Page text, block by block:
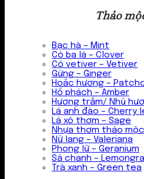
Thảo
Bạc hà – Mint
Cỏ ba lá – Clover
Cỏ vetiver – Vetiver
Gừng – Ginger
Hoắc hương –
Hổ phách – Amber
Hương trầm/ Nhũ
Lá anh đào – Cherry
Lá xô thơm – Sage
Nhựa thơm thảo
Nữ lang – Valeriana
Phong lữ – Geranium
Sả chanh –
Trà xanh – Green tea